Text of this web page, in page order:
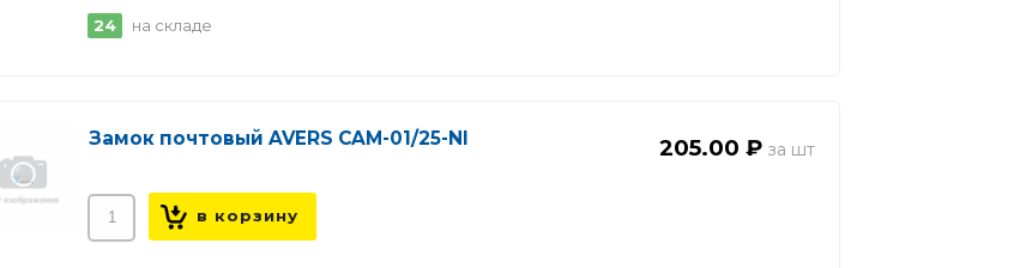
24 на складе
Замок почтовый AVERS CAM-01/25-NI 205.00 ₽